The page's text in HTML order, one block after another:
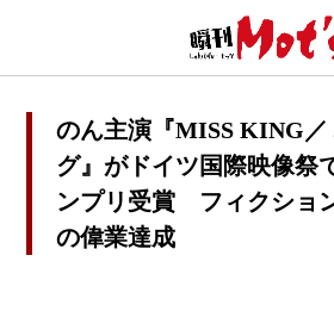
のん主演『MISS KING／
グ』がドイツ国際映像祭
ンプリ受賞 フィクショ
の偉業達成